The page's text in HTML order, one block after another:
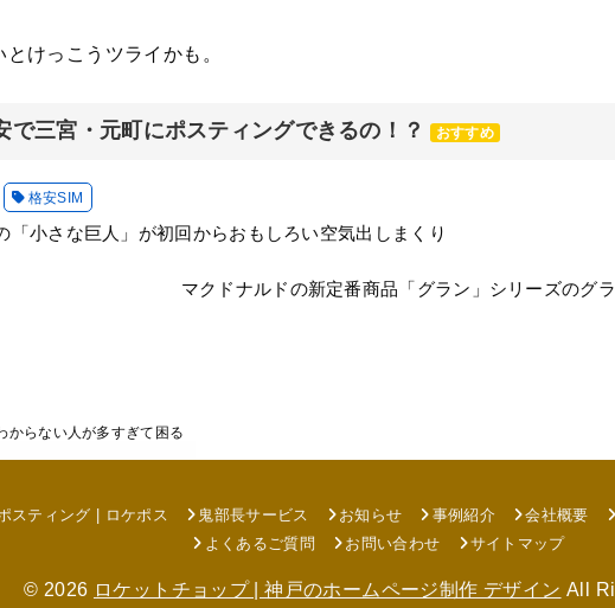
けっこうツライかも。
で三宮・元町にポスティングできるの！？ おすすめ
格安SIM
「小さな巨人」が初回からおもしろい空気出しまくり
マクドナルドの新定番商品「グラン」シリーズのグ
からない人が多すぎて困る
スティング | ロケポス 鬼部長サービス お知らせ 事例紹介 会社概要
よくあるご質問
お問い合わせ サイトマップ
© 2026 ロケットチョップ | 神戸のホームページ制作 デザイン All